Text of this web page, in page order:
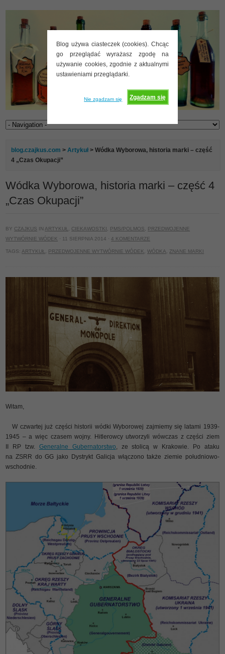
Blog używa ciasteczek (cookies). Chcąc
go przeglądać wyrażasz zgodę na
używanie cookies, zgodnie z aktualnymi
ustawieniami przeglądarki.
Zgadzam się
Nie zgadzam się
blog.czajkus.com > Artykuł > Wódka Wyborowa, historia marki – część
4 „Czas Okupacji”
Wódka Wyborowa, historia marki – część 4
„Czas Okupacji”
BY CZAJKUS IN ARTYKUŁ CIEKAWOSTKI PMS/POLMOS
PRZEDWOJENNE
WYTWÓRNIE WÓDEK · 11 SIERPNIA 2014 · 4 KOMENTARZE
TAGS: ARTYKUŁ PRZEDWOJENNE WYTWÓRNIE WÓDEK ,WÓDKA ZNANE MARKI
Witam,
W czwartej już części historii wódki Wyborowej zajmiemy się latami 1939-
1945 – a więc czasem wojny. Hitlerowcy utworzyli wówczas z części ziem
II RP tzw. Generalne Gubernatorstwo , ze stolicą w Krakowie. Po ataku
na ZSRR do GG jako Dystrykt Galicja włączono także ziemie południowo-
wschodnie.